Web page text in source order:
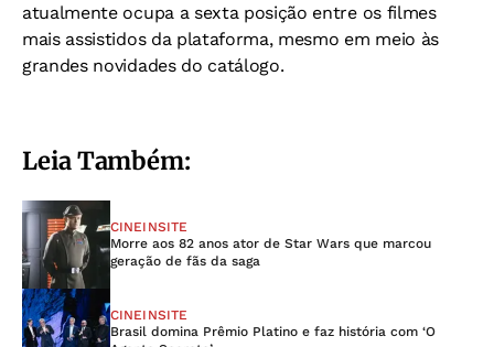
atualmente ocupa a sexta posição entre os filmes
mais assistidos da plataforma, mesmo em meio às
grandes novidades do catálogo.
Leia Também:
CINEINSITE
Morre aos 82 anos ator de Star Wars que marcou
geração de fãs da saga
CINEINSITE
Brasil domina Prêmio Platino e faz história com ‘O